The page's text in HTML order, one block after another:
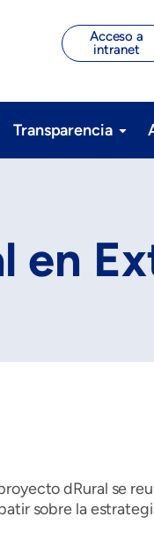
Acceso a
intranet
Transparencia
en
dRural se
sobre la